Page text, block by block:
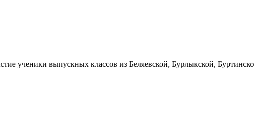
ученики выпускных классов из Беляевской, Бурлыкской,